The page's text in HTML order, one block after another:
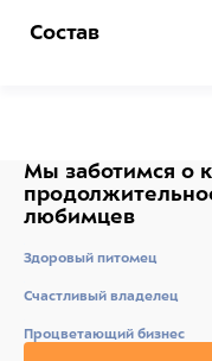
Состав
Ингредиенты
сорбитол, экстракт
Мы заботимся о
любимцев
Здоровый питомец
Счастливый владелец
Процветающий бизнес